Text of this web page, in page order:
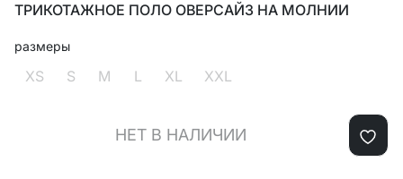
ТРИКОТАЖНОЕ ПОЛО ОВЕРСАЙЗ НА МОЛНИИ
размеры
XS S M L XL XXL
НЕТ В НАЛИЧИИ